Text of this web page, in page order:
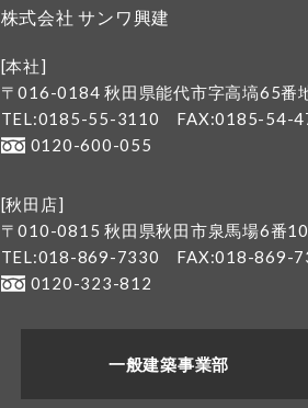
株式会社 サンワ興建
[本社]
〒016-0184 秋田県能代市字高塙65番
TEL:0185-55-3110
FAX:0185-54-
0120-600-055
[秋田店]
〒010-0815 秋田県秋田市泉馬場6番
TEL:018-869-7330
FAX:018-869-
0120-323-812
一般建築事業部